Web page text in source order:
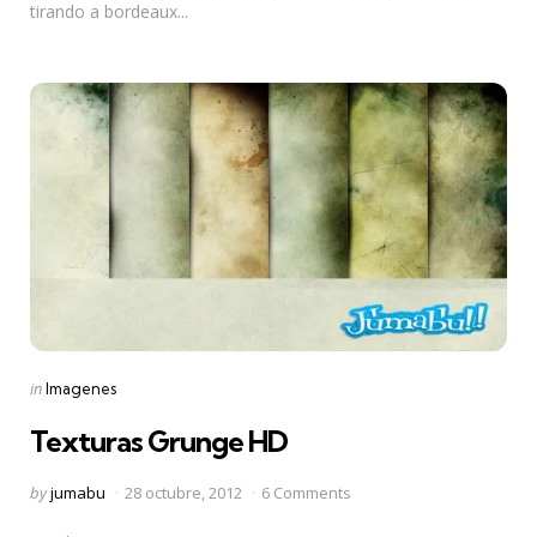
tirando a bordeaux...
Categories
Posted
inImagenes
Texturas Grunge HD
Posted
byjumabu 28 octubre, 2012 6 Comments